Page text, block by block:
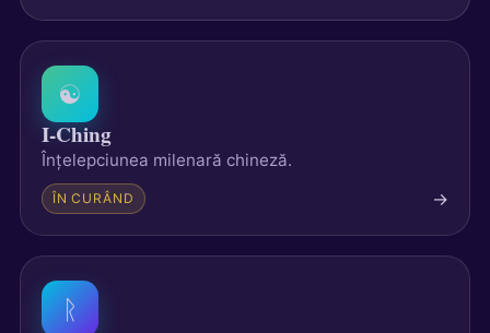
☯
I-Ching
Înțelepciunea milenară chineză.
ÎN CURÂND →
ᚱ